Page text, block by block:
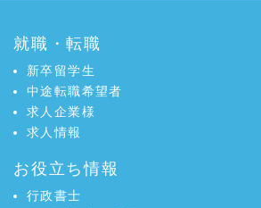
就職・転職
新卒留学生
中途転職希望者
求人企業様
求人情報
お役立ち情報
行政書士